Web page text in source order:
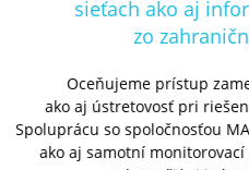
Spolupráca so spoločnosťou
je príjemná a na
jej zamestnancov, ktorí
individuálnych
Poštová